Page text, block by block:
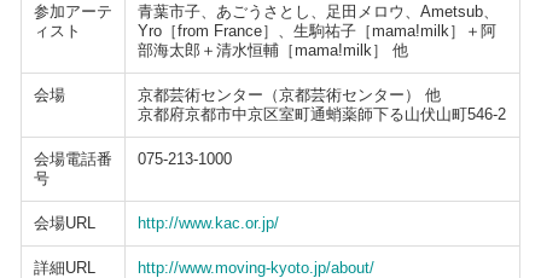
参加アーテ
ィスト
青葉市子、あごうさとし、足田メロウ、Ametsub、
Yro［from France］、生駒祐子［mama!milk］＋阿
部海太郎＋清水恒輔［mama!milk］ 他
会場
京都芸術センター（京都芸術センター） 他
京都府京都市中京区室町通蛸薬師下る山伏山町546-2
会場電話番
号
075-213-1000
会場URL http://www.kac.or.jp/
詳細URL http://www.moving-kyoto.jp/about/